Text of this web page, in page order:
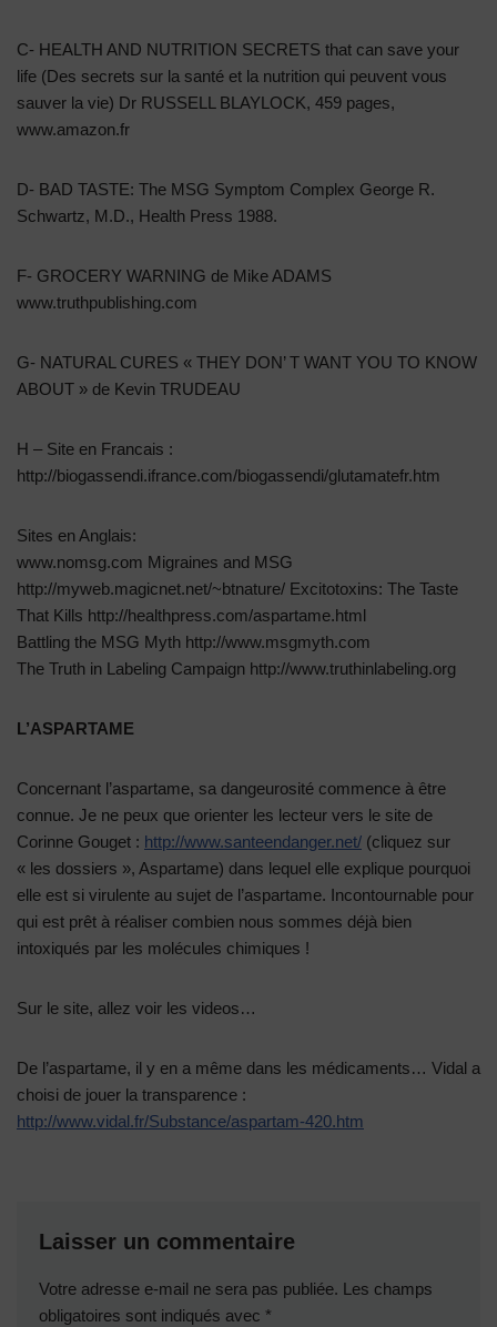
C- HEALTH AND NUTRITION SECRETS that can save your
life (Des secrets sur la santé et la nutrition qui peuvent vous
sauver la vie) Dr RUSSELL BLAYLOCK, 459 pages,
www.amazon.fr
D- BAD TASTE: The MSG Symptom Complex George R.
Schwartz, M.D., Health Press 1988.
F- GROCERY WARNING de Mike ADAMS
www.truthpublishing.com
G- NATURAL CURES « THEY DON’ T WANT YOU TO KNOW
ABOUT » de Kevin TRUDEAU
H – Site en Francais :
http://biogassendi.ifrance.com/biogassendi/glutamatefr.htm
Sites en Anglais:
www.nomsg.com Migraines and MSG
http://myweb.magicnet.net/~btnature/ Excitotoxins: The Taste
That Kills http://healthpress.com/aspartame.html
Battling the MSG Myth http://www.msgmyth.com
The Truth in Labeling Campaign http://www.truthinlabeling.org
L’ASPARTAME
Concernant l’aspartame, sa dangeurosité commence à être
connue. Je ne peux que orienter les lecteur vers le site de
Corinne Gouget : http://www.santeendanger.net/ (cliquez sur
« les dossiers », Aspartame) dans lequel elle explique pourquoi
elle est si virulente au sujet de l’aspartame. Incontournable pour
qui est prêt à réaliser combien nous sommes déjà bien
intoxiqués par les molécules chimiques !
Sur le site, allez voir les videos…
De l’aspartame, il y en a même dans les médicaments… Vidal a
choisi de jouer la transparence :
http://www.vidal.fr/Substance/aspartam-420.htm
Laisser un commentaire
Votre adresse e-mail ne sera pas publiée. Les champs
obligatoires sont indiqués avec *